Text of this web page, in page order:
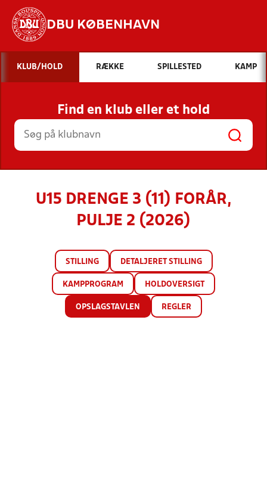
DBU KØBENHAVN
Hvad vil du søge efter?
INDHOLD OG NYHEDER
STILLINGER, RESULTATER, KLUBBER OG
HOLD
KLUB/HOLD RÆKKE SPILLESTED KAMP
Find en klub eller et hold
U15 DRENGE 3 (11) FORÅR,
PULJE 2 (2026)
STILLING DETALJERET STILLING
KAMPPROGRAM HOLDOVERSIGT
OPSLAGSTAVLEN REGLER